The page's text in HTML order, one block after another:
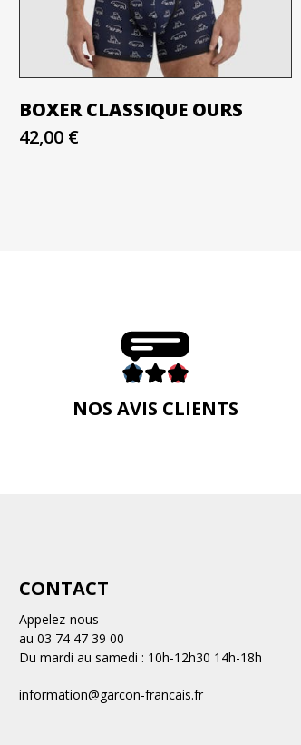
BOXER CLASSIQUE OURS
42,00 €
NOS AVIS CLIENTS
CONTACT
Appelez-nous
au 03 74 47 39 00
Du mardi au samedi : 10h-12h30 14h-18h
information@garcon-francais.fr